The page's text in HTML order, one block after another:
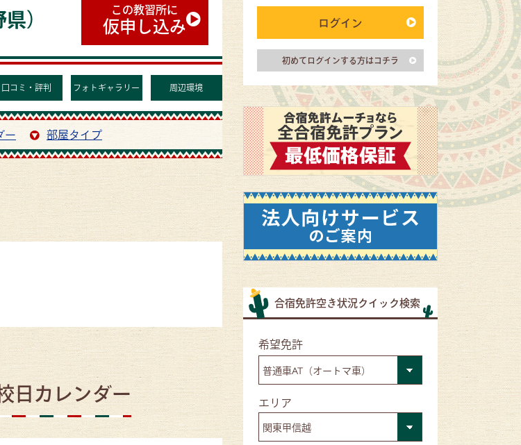
） この教習所に
仮申し込み
口コミ・評判 フォトギャラリー 周辺環境
ー 部屋タイプ
日カレンダー
ログイン
初めてログインする方はコチラ
合宿免許空き状況クイック検索
■希望免許
■エリア